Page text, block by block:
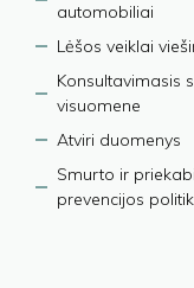
automobiliai
Lėšos veiklai
Konsultavimasis
visuomene
Atviri duomenys
Smurto ir
prevencijos